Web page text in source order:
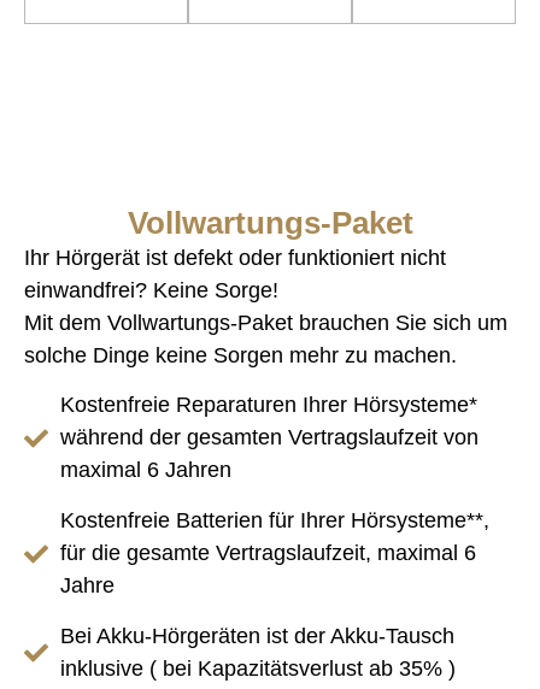
Vollwartungs-Paket
Ihr Hörgerät ist defekt oder funktioniert nicht
einwandfrei? Keine Sorge!
Mit dem Vollwartungs-Paket brauchen Sie sich um
solche Dinge keine Sorgen mehr zu machen.
Kostenfreie Reparaturen Ihrer Hörsysteme*
während der gesamten Vertragslaufzeit von
maximal 6 Jahren
Kostenfreie Batterien für Ihrer Hörsysteme**,
für die gesamte Vertragslaufzeit, maximal 6
Jahre
Bei Akku-Hörgeräten ist der Akku-Tausch
inklusive ( bei Kapazitätsverlust ab 35% )